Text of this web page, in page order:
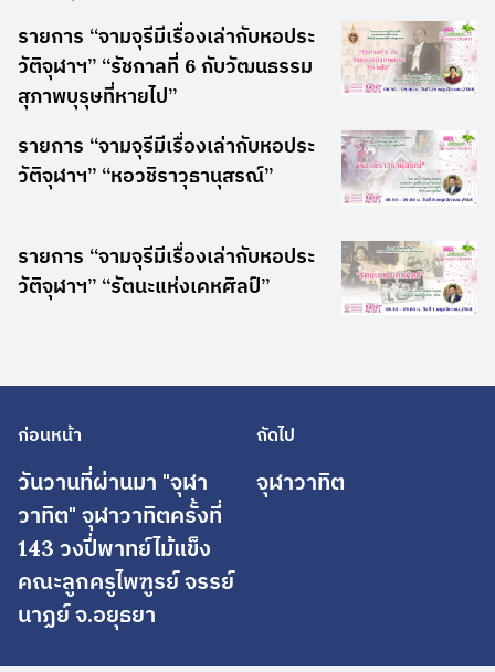
รายการ “จามจุรีมีเรื่องเล่ากับหอประ
วัติจุฬาฯ” “รัชกาลที่ 6 กับวัฒนธรรม
สุภาพบุรุษที่หายไป”
รายการ “จามจุรีมีเรื่องเล่ากับหอประ
วัติจุฬาฯ” “หอวชิราวุธานุสรณ์”
รายการ “จามจุรีมีเรื่องเล่ากับหอประ
วัติจุฬาฯ” “รัตนะแห่งเคหศิลป์”
ก่อนหน้า
วันวานที่ผ่านมา "จุฬา
วาทิต" จุฬาวาทิตครั้งที่
143 วงปี่พาทย์ไม้แข็ง
คณะลูกครูไพฑูรย์ จรรย์
นาฏย์ จ.อยุธยา
ถัดไป
จุฬาวาทิต